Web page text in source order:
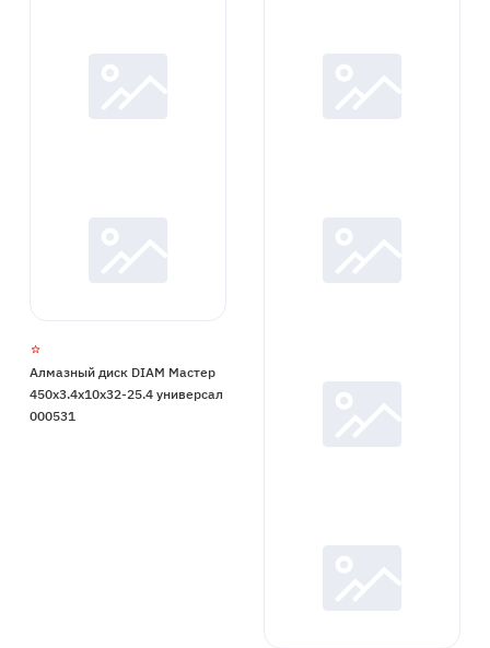
Алмазный диск DIAM Мастер
450x3.4x10x32-25.4 универсал
000531